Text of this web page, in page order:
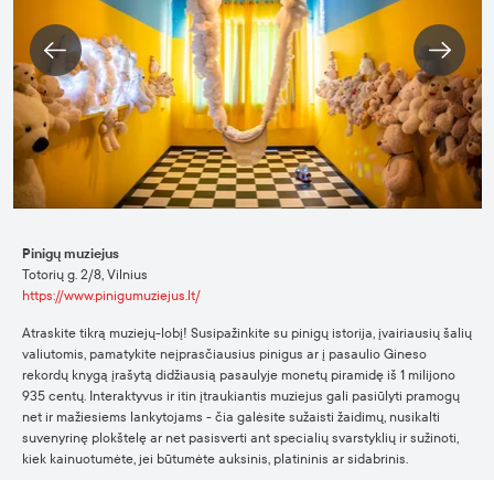
Pinigų muziejus
Totorių g. 2/8, Vilnius
https://www.pinigumuziejus.lt/
Atraskite tikrą muziejų-lobį! Susipažinkite su pinigų istorija, įvairiausių šalių
valiutomis, pamatykite neįprasčiausius pinigus ar į pasaulio Gineso
rekordų knygą įrašytą didžiausią pasaulyje monetų piramidę iš 1 milijono
935 centų. Interaktyvus ir itin įtraukiantis muziejus gali pasiūlyti pramogų
net ir mažiesiems lankytojams - čia galėsite sužaisti žaidimų, nusikalti
suvenyrinę plokštelę ar net pasisverti ant specialių svarstyklių ir sužinoti,
kiek kainuotumėte, jei būtumėte auksinis, platininis ar sidabrinis.